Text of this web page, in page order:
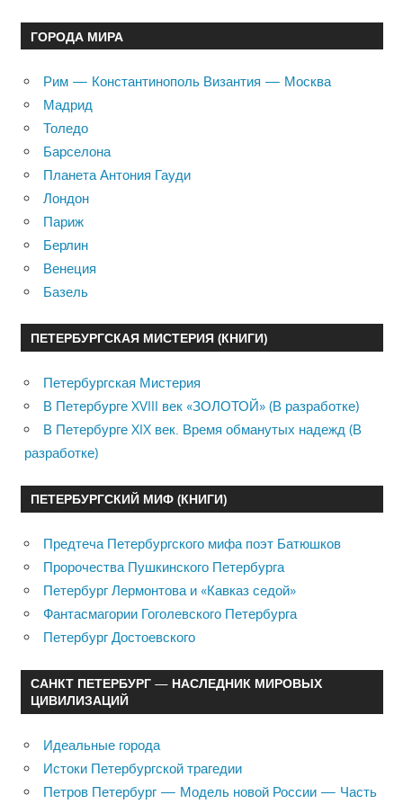
ГОРОДА МИРА
Рим — Константинополь Византия — Москва
Мадрид
Толедо
Барселона
Планета Антония Гауди
Лондон
Париж
Берлин
Венеция
Базель
ПЕТЕРБУРГСКАЯ МИСТЕРИЯ (КНИГИ)
Петербургская Мистерия
В Петербурге XVIII век «ЗОЛОТОЙ» (В разработке)
В Петербурге XIX век. Время обманутых надежд (В
разработке)
ПЕТЕРБУРГСКИЙ МИФ (КНИГИ)
Предтеча Петербургского мифа поэт Батюшков
Пророчества Пушкинского Петербурга
Петербург Лермонтова и «Кавказ седой»
Фантасмагории Гоголевского Петербурга
Петербург Достоевского
САНКТ ПЕТЕРБУРГ — НАСЛЕДНИК МИРОВЫХ
ЦИВИЛИЗАЦИЙ
Идеальные города
Истоки Петербургской трагедии
Петров Петербург — Модель новой России — Часть